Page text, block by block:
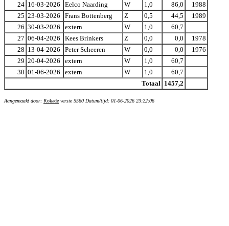
24 16-03-2026 Eelco Naarding W 1,0 86,0
1988
25 23-03-2026 Frans Bottenberg Z 0,5 44,5
1989
26 30-03-2026 extern W 1,0
60,7
27 06-04-2026 Kees Brinkers Z 0,0 0,0
1978
28 13-04-2026 Peter Scheeren W 0,0 0,0
1976
29 20-04-2026 extern W 1,0
60,7
30 01-06-2026 extern W 1,0
60,7
Totaal 1457,2
Aangemaakt door: Rokade versie 5560 Datum/tijd: 01-06-2026 23:22:06